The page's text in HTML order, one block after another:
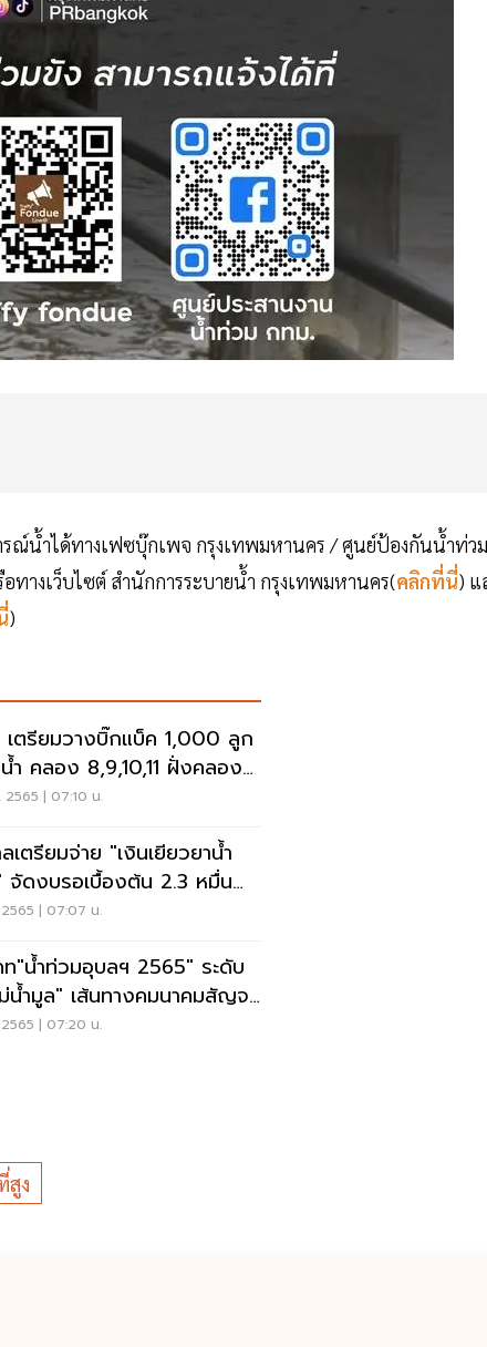
ณ์น้ำได้ทางเฟซบุ๊กเพจ กรุงเทพมหานคร / ศูนย์ป้องกันน้ำท่วม
างเว็บไซต์ สำนักการระบายน้ำ กรุงเทพมหานคร(คลิกที่นี่) แ
)
เตรียมวางบิ๊กแบ็ค 1,000 ลูก
ำ คลอง 8,9,10,11 ฝั่งคลอง
ายล่าง
2565 | 07:10 น.
เตรียมจ่าย "เงินเยียวยาน้ำ
จัดงบรอเบื้องต้น 2.3 หมื่น
2565 | 07:07 น.
"น้ำท่วมอุบลฯ 2565" ระดับ
น้ำมูล" เส้นทางคมนาคมสัญจร
2565 | 07:20 น.
สูง